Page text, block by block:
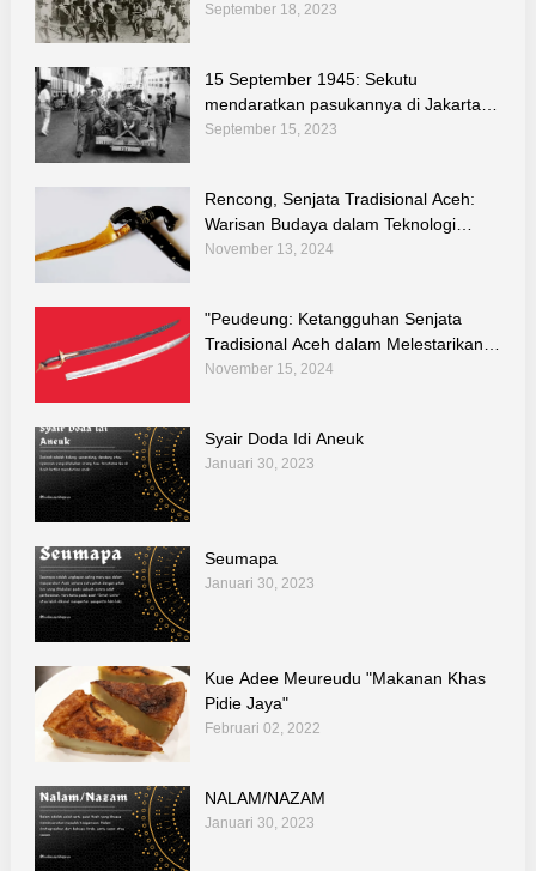
September 18, 2023
15 September 1945: Sekutu
mendaratkan pasukannya di Jakarta
untuk melucuti tentara Jepang
September 15, 2023
Rencong, Senjata Tradisional Aceh:
Warisan Budaya dalam Teknologi
Tradisional Indonesia
November 13, 2024
"Peudeung: Ketangguhan Senjata
Tradisional Aceh dalam Melestarikan
Kebudayaan dan Teknologi Warisan
November 15, 2024
Syair Doda Idi Aneuk
Januari 30, 2023
Seumapa
Januari 30, 2023
Kue Adee Meureudu "Makanan Khas
Pidie Jaya"
Februari 02, 2022
NALAM/NAZAM
Januari 30, 2023